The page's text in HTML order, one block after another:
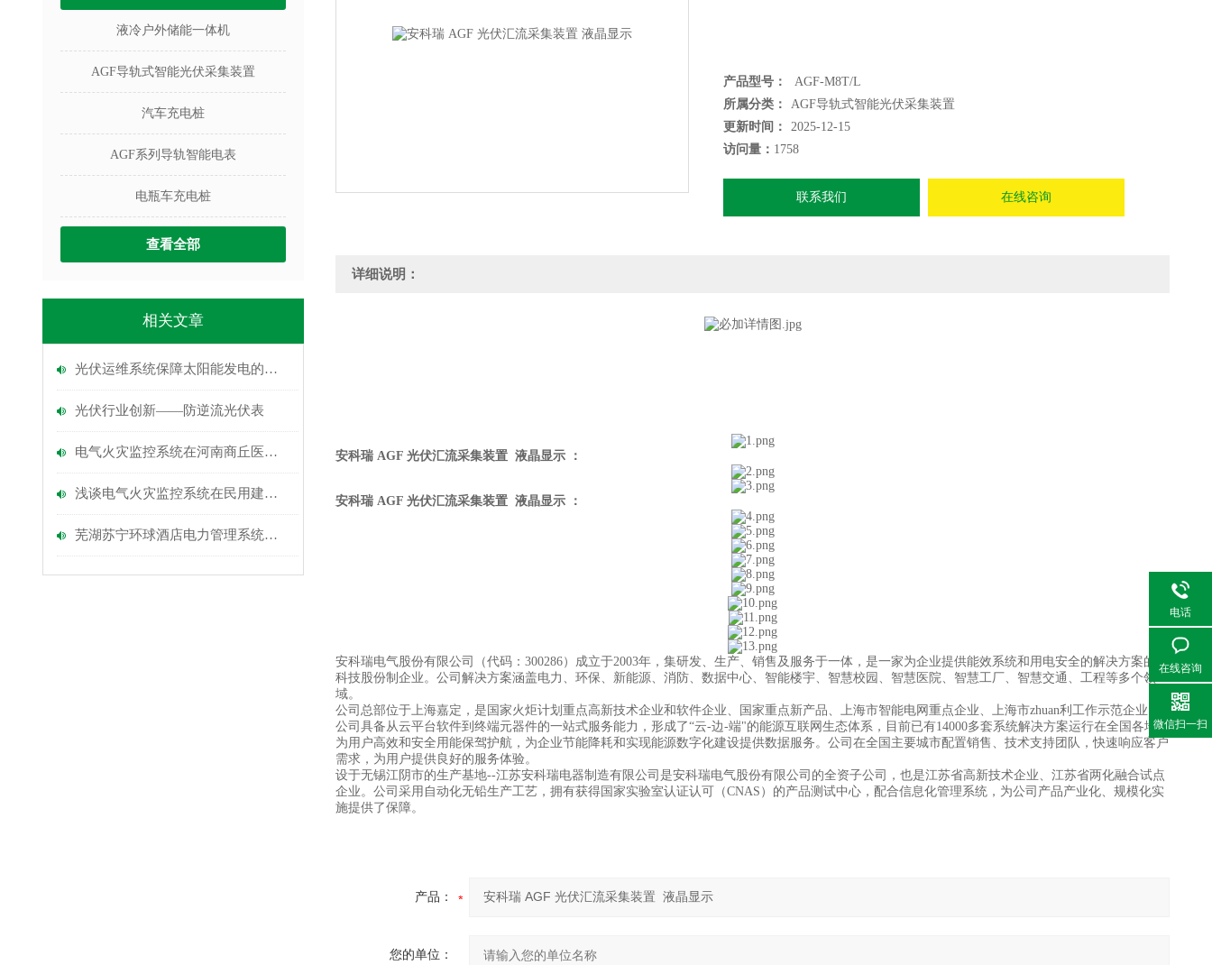
液冷户外储能一体机
AGF导轨式智能光伏采集装置
汽车充电桩
AGF系列导轨智能电表
电瓶车充电桩
查看全部
相关文章
光伏运维系统保障太阳能发电的高效稳定运行
光伏行业创新——防逆流光伏表
电气火灾监控系统在河南商丘医专项目上的应用
浅谈电气火灾监控系统在民用建筑中的应用
芜湖苏宁环球酒店电力管理系统的研究及应用
产品型号：
AGF-M8T/L
所属分类：
AGF导轨式智能光伏采集装置
更新时间：
2025-12-15
访问量： 1758
联系我们 在线咨询
详细说明：
安科瑞 AGF 光伏汇流采集装置 液晶显示 ：
安科瑞 AGF 光伏汇流采集装置 液晶显示 ：
安科瑞电气股份有限公司（代码：300286）成立于2003年，集研发、生产、销售及服务于一体，是一家为企业提供能效系统和用电安全的解决方案的高
科技股份制企业。公司解决方案涵盖电力、环保、新能源、消防、数据中心、智能楼宇、智慧校园、智慧医院、智慧工厂、智慧交通、工程等多个领
域。
公司总部位于上海嘉定，是国家火炬计划重点高新技术企业和软件企业、国家重点新产品、上海市智能电网重点企业、上海市zhuan利工作示范企业。
公司具备从云平台软件到终端元器件的一站式服务能力，形成了“云-边-端"的能源互联网生态体系，目前已有14000多套系统解决方案运行在全国各地，
为用户高效和安全用能保驾护航，为企业节能降耗和实现能源数字化建设提供数据服务。公司在全国主要城市配置销售、技术支持团队，快速响应客户
需求，为用户提供良好的服务体验。
设于无锡江阴市的生产基地--江苏安科瑞电器制造有限公司是安科瑞电气股份有限公司的全资子公司，也是江苏省高新技术企业、江苏省两化融合试点
企业。公司采用自动化无铅生产工艺，拥有获得国家实验室认证认可（CNAS）的产品测试中心，配合信息化管理系统，为公司产品产业化、规模化实
施提供了保障。
产品：
您的单位：
电话
在线咨询
微信扫一扫